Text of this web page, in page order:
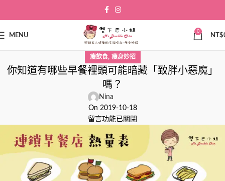
MENU
0
NT$
瘦飲食, 瘦身妙招
你知道有哪些早餐裡頭可能暗藏「致胖小惡魔」
嗎？
Nina
On 2019-10-18
留言功能已關閉